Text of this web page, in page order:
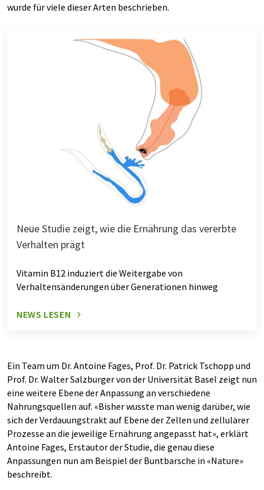
wurde für viele dieser Arten beschrieben.
Neue Studie zeigt, wie die Ernährung das vererbte
Verhalten prägt
Vitamin B12 induziert die Weitergabe von
Verhaltensänderungen über Generationen hinweg
NEWS LESEN
Ein Team um Dr. Antoine Fages, Prof. Dr. Patrick Tschopp und
Prof. Dr. Walter Salzburger von der Universität Basel zeigt nun
eine weitere Ebene der Anpassung an verschiedene
Nahrungsquellen auf. «Bisher wusste man wenig darüber, wie
sich der Verdauungstrakt auf Ebene der Zellen und zellulärer
Prozesse an die jeweilige Ernährung angepasst hat», erklärt
Antoine Fages, Erstautor der Studie, die genau diese
Anpassungen nun am Beispiel der Buntbarsche in «Nature»
beschreibt.